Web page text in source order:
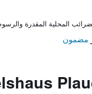
المحلية المقدرة
مضمون